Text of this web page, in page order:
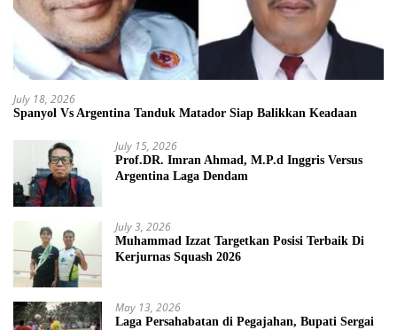
July 18, 2026
Spanyol Vs Argentina Tanduk Matador Siap Balikkan Keadaan
July 15, 2026
Prof.DR. Imran Ahmad, M.P.d Inggris Versus
Argentina Laga Dendam
July 3, 2026
Muhammad Izzat Targetkan Posisi Terbaik Di
Kerjurnas Squash 2026
May 13, 2026
Laga Persahabatan di Pegajahan, Bupati Sergai